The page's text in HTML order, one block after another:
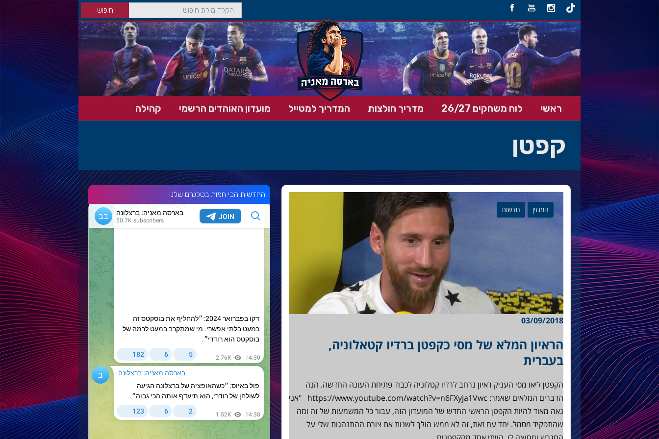
ראשי לוח משחקים 26/27 מדריך חולצות המדריך למטייל מועדון האוהדים הרשמי קהילה
קפטן
המגזין חדשות
03/09/2018
הראיון המלא של מסי כקפטן ברדיו קטאלוניה,
בעברית
הקפטן ליאו מסי העניק ראיון נרחב לרדיו קטלוניה לכבוד פתיחת העונה החדשה. הנה
הדברים המלאים שאמר: https://www.youtube.com/watch?v=n6FXyja1Vwc "אני
גאה מאוד להיות הקפטן הראשי החדש של המועדון הזה, עבור כל המשמעות של זה ומה
שהתפקיד מסמל. יחד עם זאת, זה לא ממש הולך לשנות את צורת ההתנהגות שלי על
החדשות הכי חמות בטלגרם שלנו